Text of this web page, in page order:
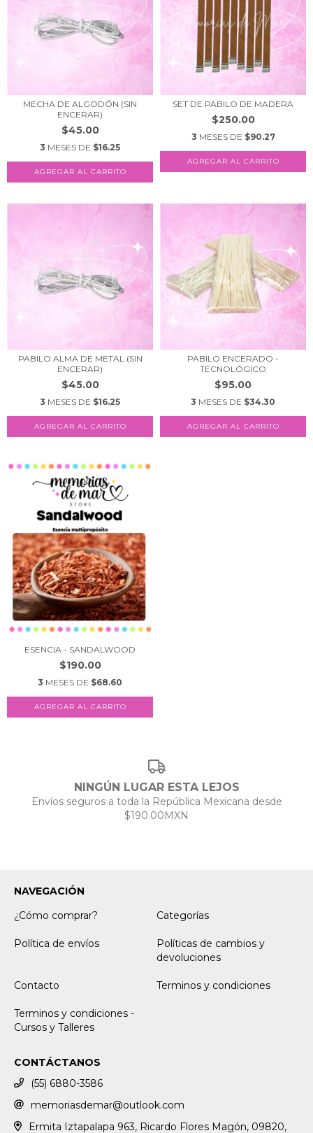
MECHA DE ALGODÓN (SIN
ENCERAR)
$45.00
3 MESES DE $16.25
AGREGAR AL CARRITO
SET DE PABILO DE MADERA
$250.00
3 MESES DE $90.27
AGREGAR AL CARRITO
PABILO ALMA DE METAL (SIN
ENCERAR)
$45.00
3 MESES DE $16.25
AGREGAR AL CARRITO
PABILO ENCERADO -
TECNOLÓGICO
$95.00
3 MESES DE $34.30
AGREGAR AL CARRITO
ESENCIA - SANDALWOOD
$190.00
3 MESES DE $68.60
AGREGAR AL CARRITO
NINGÚN LUGAR ESTA LEJOS
Envíos seguros a toda la República Mexicana desde
$190.00MXN
NAVEGACIÓN
¿Cómo comprar?
Categorías
Política de envíos
Políticas de cambios y
devoluciones
Contacto Terminos y condiciones
Terminos y condiciones -
Cursos y Talleres
CONTÁCTANOS
(55) 6880-3586
memoriasdemar@outlook.com
Ermita Iztapalapa 963, Ricardo Flores Magón, 09820,